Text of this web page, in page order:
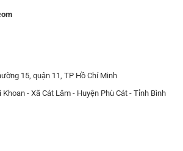
15, quận 11, TP Hồ Chí Minh
- Xã Cát Lâm - Huyện Phù Cát - Tỉnh Bình